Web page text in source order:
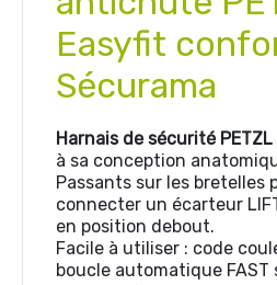
Easyfit
Sécurama
Harnais de sécurité PETZL
à sa conception
Passants sur les bretelles
connecter un écarteur
en position debout.
Facile à utiliser : code
boucle automatique FAST